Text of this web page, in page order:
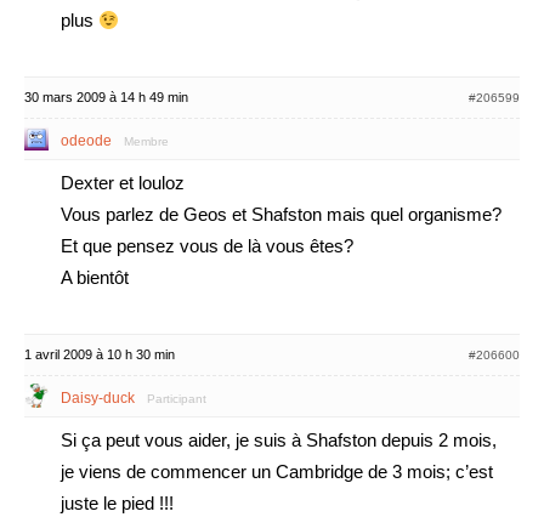
plus
30 mars 2009 à 14 h 49 min #206599
odeode Membre
Dexter et louloz
Vous parlez de Geos et Shafston mais quel organisme?
Et que pensez vous de là vous êtes?
A bientôt
1 avril 2009 à 10 h 30 min #206600
Daisy-duck Participant
Si ça peut vous aider, je suis à Shafston depuis 2 mois,
je viens de commencer un Cambridge de 3 mois; c’est
juste le pied !!!